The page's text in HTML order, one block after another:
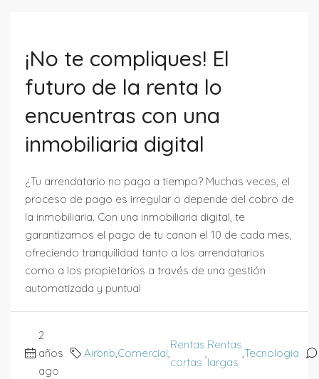
¡No te compliques! El
futuro de la renta lo
encuentras con una
inmobiliaria digital
¿Tu arrendatario no paga a tiempo? Muchas veces, el
proceso de pago es irregular o depende del cobro de
la inmobiliaria. Con una inmobiliaria digital, te
garantizamos el pago de tu canon el 10 de cada mes,
ofreciendo tranquilidad tanto a los arrendatarios
como a los propietarios a través de una gestión
automatizada y puntual
2
años
ago
Airbnb,Comercial,
Rentas
cortas
,
Rentas
largas
,Tecnologia